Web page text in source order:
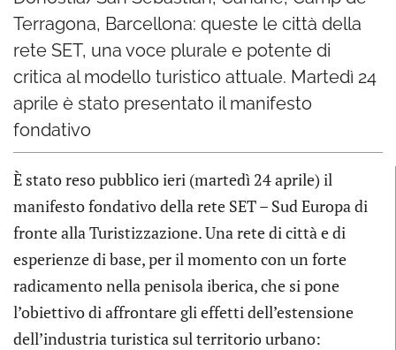
Terragona, Barcellona: queste le città della
rete SET, una voce plurale e potente di
critica al modello turistico attuale. Martedì 24
aprile è stato presentato il manifesto
fondativo
È stato reso pubblico ieri (martedì 24 aprile) il
manifesto fondativo della rete SET – Sud Europa di
fronte alla Turistizzazione. Una rete di città e di
esperienze di base, per il momento con un forte
radicamento nella penisola iberica, che si pone
l’obiettivo di affrontare gli effetti dell’estensione
dell’industria turistica sul territorio urbano: